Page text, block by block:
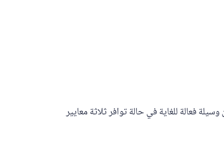
فعالة للغاية في حالة توافر ثلاثة معايير